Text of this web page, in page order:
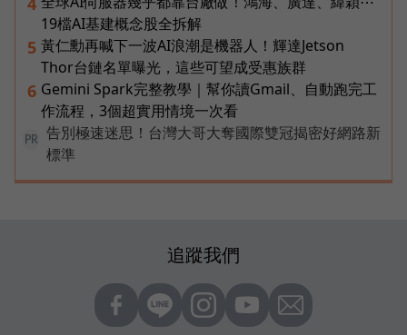
19檔AI基建概念股全拆解
5 黃仁勳再喊下一波AI浪潮是機器人！輝達Jetson
Thor台鏈名單曝光，這些可望成受惠族群
6 Gemini Spark完整教學｜幫你讀Gmail、自動跑完工
作流程，3個超實用情境一次看
PR
告別極速迷思！台灣大哥大奪國際雙冠揭密好網路新
標準
追蹤我們